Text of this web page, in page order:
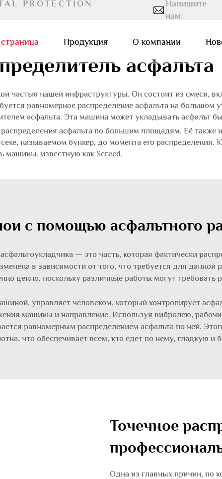
PROTECTION
Напишите
нам:
Продукция О компании
асфальта
частью нашей инфраструктуры. Он состоит из смеси,
равномерное распределение асфальта на большом
асфальта. Эта машина может укладывать асфальт
асфальта по большим площадям. Её также
называемом бункер, до момента его распределения.
машины, известную как Screed.
с помощью асфальтного
— это часть, которая фактически
в зависимости от того, что требуется для данной
ценно, поскольку различные работы могут требовать
управляет человеком, который контролирует
машины и направление. Используя вибролею,
равномерным распределением асфальта по ней.
что обеспечивает всем, кто едет по нему, гладкую и
Точечное
Одна из главных причин, по